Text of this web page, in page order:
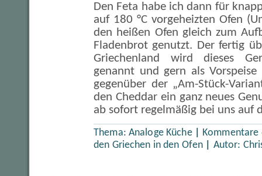
Den Feta habe ich dann für
auf 180 °C vorgeheizten Ofen
den heißen Ofen gleich zum
Fladenbrot genutzt. Der fertig
Griechenland wird dieses
genannt und gern als
gegenüber der „Am-Stück-
den Cheddar ein ganz neues
ab sofort regelmäßig bei uns auf
Thema: Analoge Küche
den Griechen in den Ofen
Autor: